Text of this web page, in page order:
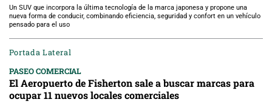
Un SUV que incorpora la última tecnología de la marca japonesa y propone una
nueva forma de conducir, combinando eficiencia, seguridad y confort en un vehículo
pensado para el uso
Portada Lateral
PASEO COMERCIAL
El Aeropuerto de Fisherton sale a buscar marcas para
ocupar 11 nuevos locales comerciales